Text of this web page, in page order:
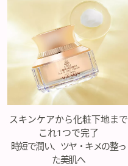
スキンケアから化粧下地まで
これ1つで完了
時短で潤い、ツヤ・キメの整っ
た美肌へ